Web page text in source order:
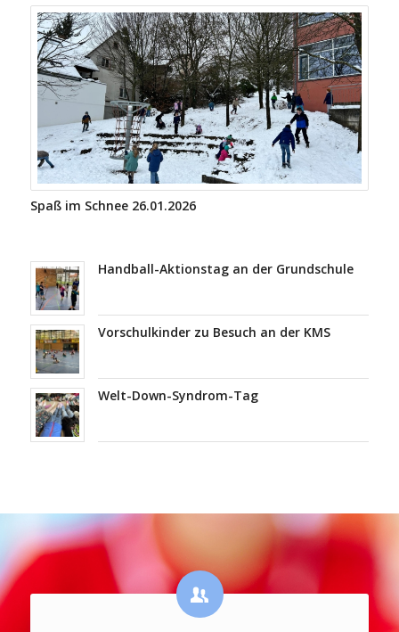
Spaß im Schnee 26.01.2026
Handball-Aktionstag an der Grundschule
Vorschulkinder zu Besuch an der KMS
Welt-Down-Syndrom-Tag